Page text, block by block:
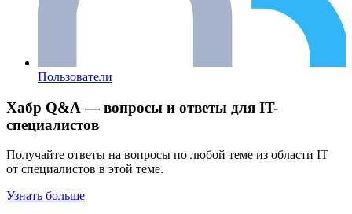
Пользователи
Хабр Q&A — вопросы и ответы для IT-
специалистов
Получайте ответы на вопросы по любой теме из области IT
от специалистов в этой теме.
Узнать больше